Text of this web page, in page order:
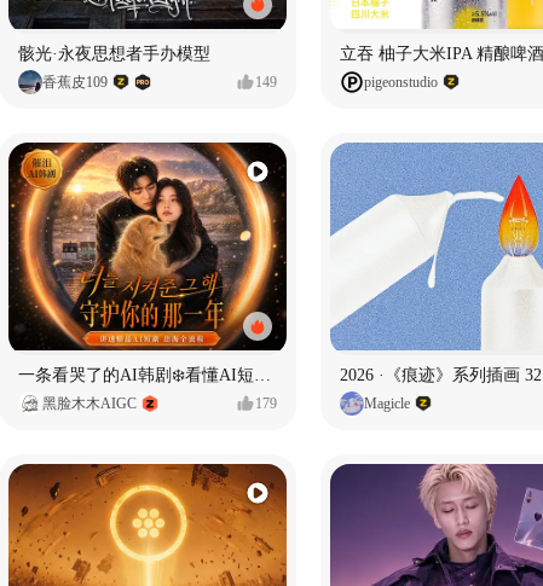
骸光·永夜思想者手办模型
香蕉皮109 149 pigeonstudio
一条看哭了的AI韩剧❄️看懂AI短剧出海全流程
黑脸木木AIGC 179
2026 ·《痕迹》系列插画 32
Magicle